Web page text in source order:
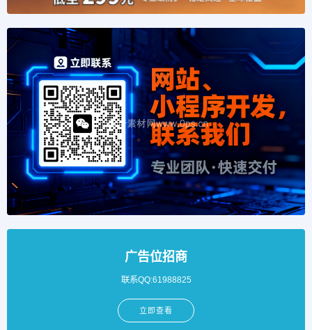
广告位招商
联系QQ:61988825
立即查看